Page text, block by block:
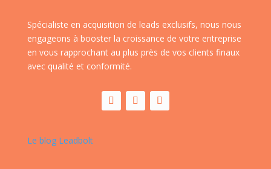
Spécialiste en acquisition de leads exclusifs, nous nous
engageons à booster la croissance de votre entreprise
en vous rapprochant au plus près de vos clients finaux
avec qualité et conformité.
Le blog Leadbolt